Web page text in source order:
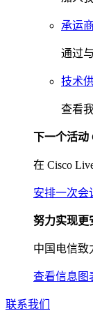
承运
通过
技术
查看
下一个活动
在 Cisco
安排一次会
努力实现更
中国电信致
查看信息图
联系我们